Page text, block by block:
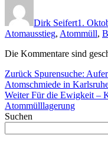
Dirk Seifert1.
Atomausstieg, Atommüll,
Die Kommentare sind
Zurück Vorheriger
Beitrag:
Spurensuche:
Atomschmiede in
Weiter Nächster
Beitrag:
Für die Ewigkeit –
Atommülllagerung
Suchen